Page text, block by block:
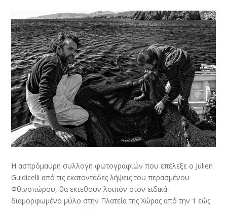
Η ασπρόμαυρη συλλογή φωτογραφιών που επέλεξε ο Julien
Guidicelli από τις εκατοντάδες λήψεις του περασμένου
Φθινοπώρου, θα εκτεθούν λοιπόν στον ειδικά
διαμορφωμένο μύλο στην Πλατεία της Χώρας από την 1 εώς